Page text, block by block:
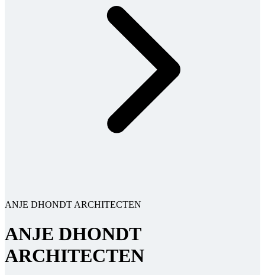
ANJE DHONDT ARCHITECTEN
ANJE DHONDT
ARCHITECTEN